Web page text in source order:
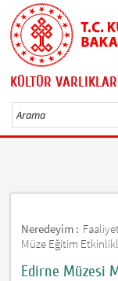
KÜLTÜR
Neredeyim :
Müze Eğitim
Edirne Müzesi